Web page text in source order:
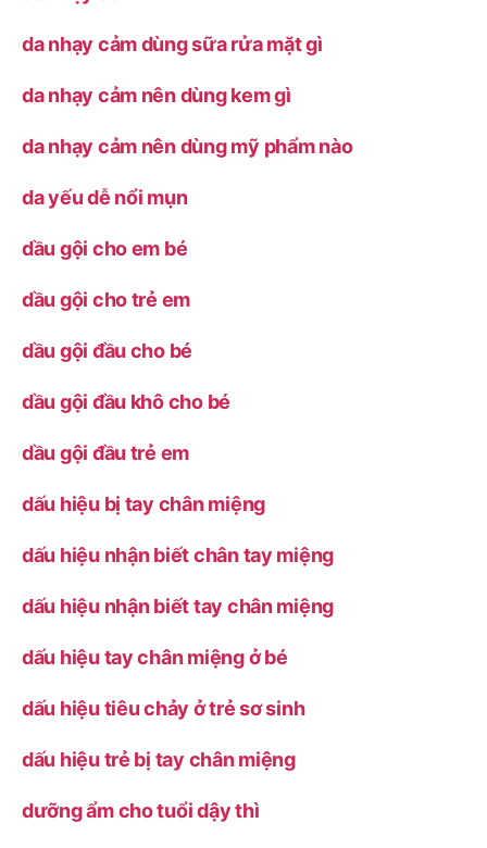
da nhạy cảm dùng sữa rửa mặt gì
da nhạy cảm nên dùng kem gì
da nhạy cảm nên dùng mỹ phẩm nào
da yếu dễ nổi mụn
dầu gội cho em bé
dầu gội cho trẻ em
dầu gội đầu cho bé
dầu gội đầu khô cho bé
dầu gội đầu trẻ em
dấu hiệu bị tay chân miệng
dấu hiệu nhận biết chân tay miệng
dấu hiệu nhận biết tay chân miệng
dấu hiệu tay chân miệng ở bé
dấu hiệu tiêu chảy ở trẻ sơ sinh
dấu hiệu trẻ bị tay chân miệng
dưỡng ẩm cho tuổi dậy thì